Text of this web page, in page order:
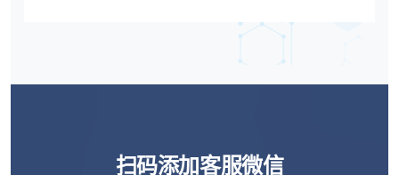
少钱,泰国onelife万莱生殖中心怎么样,泰国试管费
扫码添加客服微信